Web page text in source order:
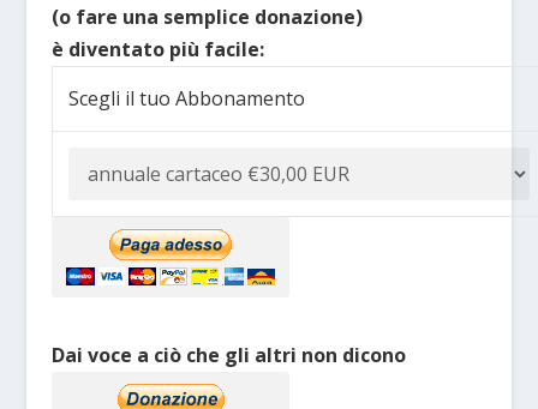
(o fare una semplice donazione)
è diventato più facile:
Scegli il tuo Abbonamento
Dai voce a ciò che gli altri non dicono